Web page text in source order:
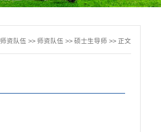
师资队伍 >> 师资队伍 >>硕士生导师 >> 正文